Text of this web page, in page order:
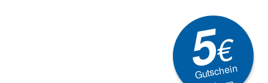
5€
Gutschein